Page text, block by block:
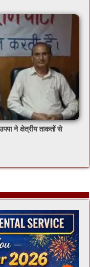
ने क्षेत्रीय ताकतों से